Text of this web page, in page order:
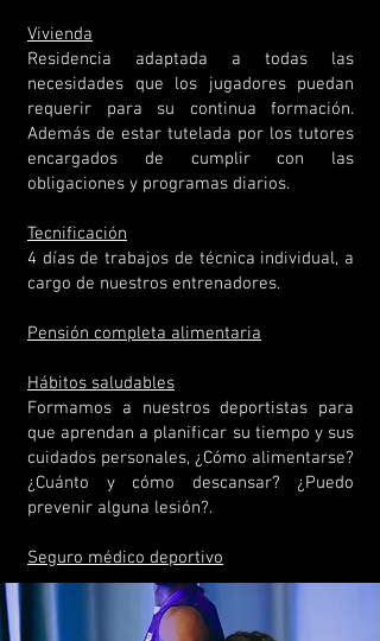
Vivienda
Residencia adaptada a todas las
necesidades que los jugadores puedan
requerir para su continua formación.
Además de estar tutelada por los tutores
encargados de cumplir con las
obligaciones y programas diarios.
Tecnificación
4 días de trabajos de técnica individual, a
cargo de nuestros entrenadores.​
Pensión completa alimentaria
Hábitos saludables
Formamos a nuestros deportistas para
que aprendan a planificar su tiempo y sus
cuidados personales, ¿Cómo alimentarse?
¿Cuánto y cómo descansar? ¿Puedo
prevenir alguna lesión?.
Seguro médico deportivo